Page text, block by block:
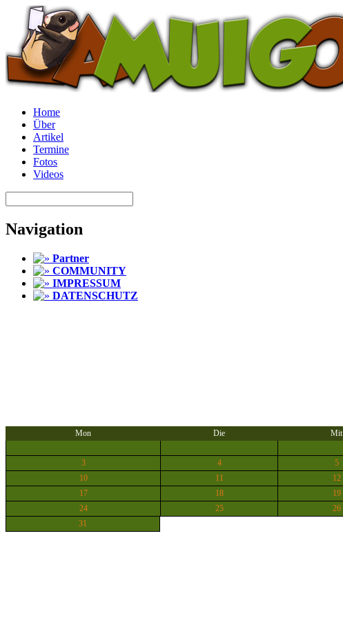
Home
Über
Artikel
Termine
Fotos
Videos
Navigation
Partner
COMMUNITY
IMPRESSUM
DATENSCHUTZ
Mon Die Mit
3
4 5
10
11 12
17
18 19
24
25 26
31